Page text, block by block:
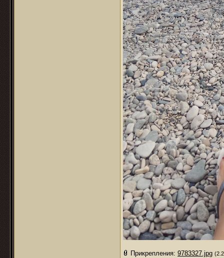
Прикрепления: 9783327.jpg